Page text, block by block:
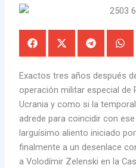
Exactos tres años después
operación militar especial de
Ucrania y como si la
adrede para coincidir con
larguísimo aliento iniciado
finalmente a un desenlace
a Volodímir Zelenski en la